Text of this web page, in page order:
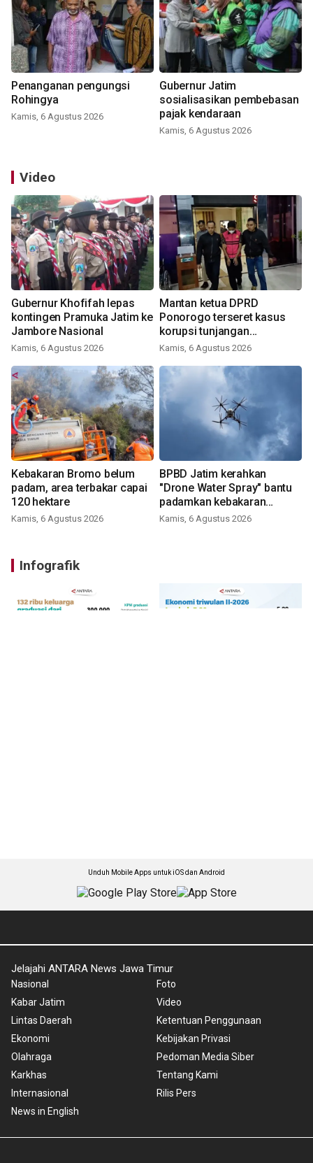
Penanganan pengungsi
Rohingya
Kamis, 6 Agustus 2026
Gubernur Jatim
sosialisasikan pembebasan
pajak kendaraan
Kamis, 6 Agustus 2026
Video
Gubernur Khofifah lepas
kontingen Pramuka Jatim ke
Jambore Nasional
Kamis, 6 Agustus 2026
Mantan ketua DPRD
Ponorogo terseret kasus
korupsi tunjangan
perumahan
Kamis, 6 Agustus 2026
Kebakaran Bromo belum
padam, area terbakar capai
120 hektare
Kamis, 6 Agustus 2026
BPBD Jatim kerahkan
"Drone Water Spray" bantu
padamkan kebakaran
Bromo
Kamis, 6 Agustus 2026
Infografik
Unduh Mobile Apps untuk iOS dan Android
Jelajahi ANTARA News Jawa Timur
Nasional
Kabar Jatim
Lintas Daerah
Ekonomi
Olahraga
Karkhas
Internasional
News in English
Foto
Video
Ketentuan Penggunaan
Kebijakan Privasi
Pedoman Media Siber
Tentang Kami
Rilis Pers